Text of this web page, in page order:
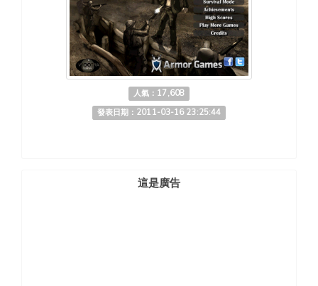
人氣：17,608
發表日期：2011-03-16 23:25:44
這是廣告